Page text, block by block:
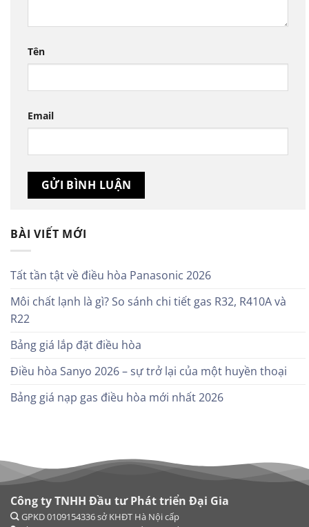
BÀI VIẾT MỚI
Tất tần tật về điều hòa Panasonic 2026
Môi chất lạnh là gì? So sánh chi tiết gas R32, R410A và
R22
Bảng giá lắp đặt điều hòa
Điều hòa Sanyo 2026 – sự trở lại của một huyền thoại
Bảng giá nạp gas điều hòa mới nhất 2026
Tên
Email
Công ty TNHH Đầu tư Phát triển Đại Gia